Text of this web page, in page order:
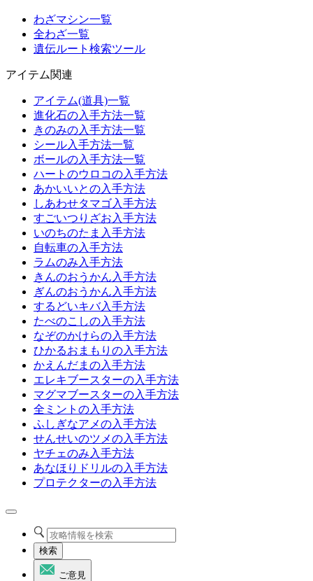
わざマシン一覧
全わざ一覧
遺伝ルート検索ツール
アイテム関連
アイテム(道具)一覧
進化石の入手方法一覧
きのみの入手方法一覧
シール入手方法一覧
ボールの入手方法一覧
ハートのウロコの入手方法
あかいいとの入手方法
しあわせタマゴ入手方法
すごいつりざお入手方法
いのちのたま入手方法
自転車の入手方法
ラムのみ入手方法
きんのおうかん入手方法
ぎんのおうかん入手方法
するどいキバ入手方法
たべのこしの入手方法
なぞのかけらの入手方法
ひかるおまもりの入手方法
かえんだまの入手方法
エレキブースターの入手方法
マグマブースターの入手方法
全ミントの入手方法
ふしぎなアメの入手方法
せんせいのツメの入手方法
ヤチェのみ入手方法
あなほりドリルの入手方法
プロテクターの入手方法
検索
ご意見